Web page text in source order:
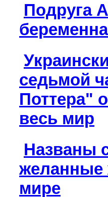
Подруга
беременна
седьмой
Поттера"
весь мир
Названы
мире